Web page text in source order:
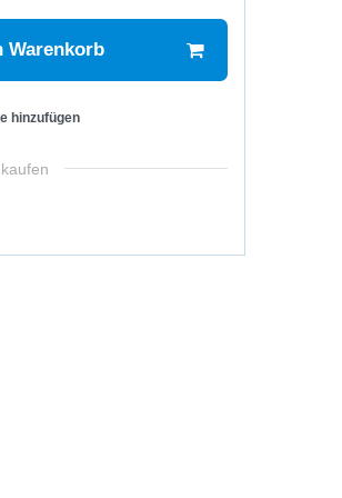
Warenkorb
hinzufügen